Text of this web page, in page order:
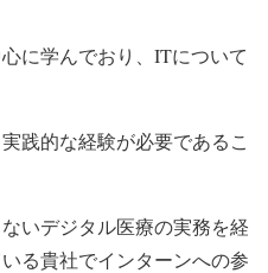
に学んでおり、ITについて
践的な経験が必要であるこ
いデジタル医療の実務を経
る貴社でインターンへの参